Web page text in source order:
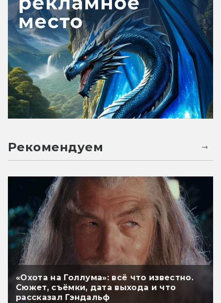
Рекомендуем
«Охота на Голлума»: всё что известно.
Сюжет, съёмки, дата выхода и что
рассказал Гэндальф